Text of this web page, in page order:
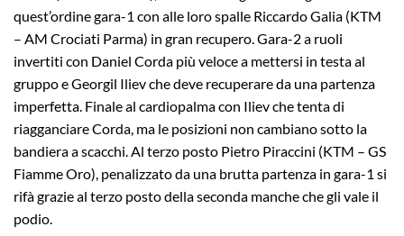
quest’ordine gara-1 con alle loro spalle Riccardo Galia (KTM
– AM Crociati Parma) in gran recupero. Gara-2 a ruoli
invertiti con Daniel Corda più veloce a mettersi in testa al
gruppo e Georgil Iliev che deve recuperare da una partenza
imperfetta. Finale al cardiopalma con Iliev che tenta di
riagganciare Corda, ma le posizioni non cambiano sotto la
bandiera a scacchi. Al terzo posto Pietro Piraccini (KTM – GS
Fiamme Oro), penalizzato da una brutta partenza in gara-1 si
rifà grazie al terzo posto della seconda manche che gli vale il
podio.